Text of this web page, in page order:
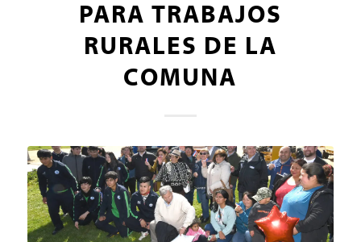
PARA TRABAJOS
RURALES DE LA
COMUNA